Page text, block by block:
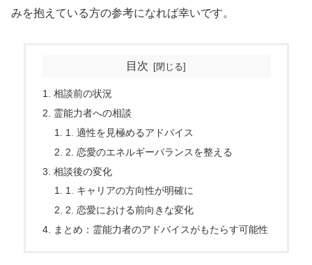
みを抱えている方の参考になれば幸いです。
目次
相談前の状況
霊能力者への相談
1. 適性を見極めるアドバイス
2. 恋愛のエネルギーバランスを整える
相談後の変化
1. キャリアの方向性が明確に
2. 恋愛における前向きな変化
まとめ：霊能力者のアドバイスがもたらす可能性